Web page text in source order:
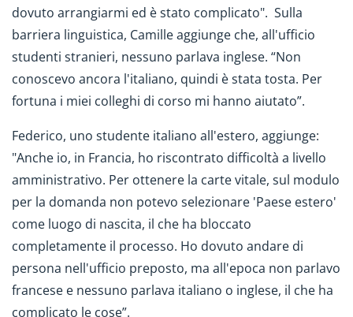
dovuto arrangiarmi ed è stato complicato". Sulla
barriera linguistica, Camille aggiunge che, all'ufficio
studenti stranieri, nessuno parlava inglese. “Non
conoscevo ancora l'italiano, quindi è stata tosta. Per
fortuna i miei colleghi di corso mi hanno aiutato”.
Federico, uno studente italiano all'estero, aggiunge:
"Anche io, in Francia, ho riscontrato difficoltà a livello
amministrativo. Per ottenere la carte vitale, sul modulo
per la domanda non potevo selezionare 'Paese estero'
come luogo di nascita, il che ha bloccato
completamente il processo. Ho dovuto andare di
persona nell'ufficio preposto, ma all'epoca non parlavo
francese e nessuno parlava italiano o inglese, il che ha
complicato le cose”.